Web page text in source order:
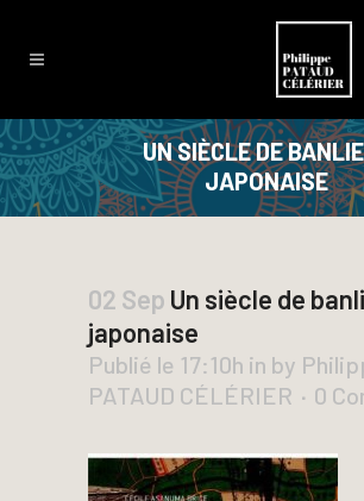
UN SIÈCLE DE
JAPONAISE
02 Sep Un siècle de
japonaise
Publié le 17:10h in by
PATAUD CÉLÉRIER
0